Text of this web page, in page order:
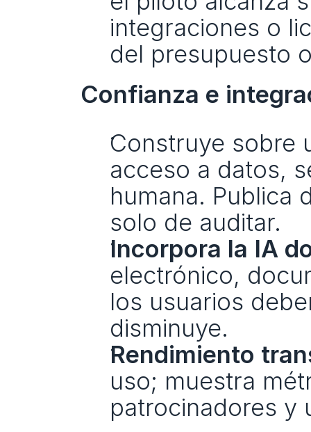
integraciones o
del presupuesto
Confianza e
Construye sobre
acceso a datos,
humana. Publica
solo de auditar.
Incorpora la IA
electrónico,
los usuarios
disminuye.
Rendimiento
uso; muestra
patrocinadores y